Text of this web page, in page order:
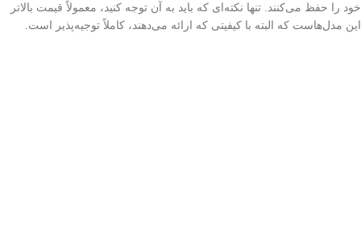
خود را حفظ می‌کنند. تنها نکته‌ای که باید به آن توجه کنید، معمولاً قیمت بالاتر
این مدل‌هاست که البته با کیفیتی که ارائه می‌دهند، کاملاً توجیه‌پذیر است.